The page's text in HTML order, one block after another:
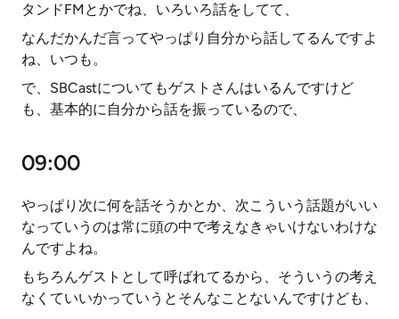
タンドFMとかでね、いろいろ話をしてて、
なんだかんだ言ってやっぱり自分から話してるんですよ
ね、いつも。
で、SBCastについてもゲストさんはいるんですけど
も、基本的に自分から話を振っているので、
09:00
やっぱり次に何を話そうかとか、次こういう話題がいい
なっていうのは常に頭の中で考えなきゃいけないわけな
んですよね。
もちろんゲストとして呼ばれてるから、そういうの考え
なくていいかっていうとそんなことないんですけども、